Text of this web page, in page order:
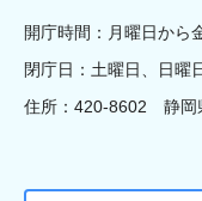
開庁時間：月曜日から
閉庁日：土曜日、日曜
住所：420-8602 静岡